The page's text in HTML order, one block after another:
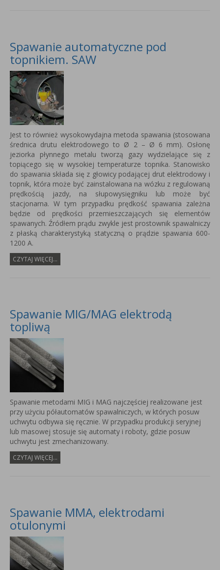
Spawanie automatyczne pod
topnikiem. SAW
Jest to również wysokowydajna metoda spawania (stosowana
średnica drutu elektrodowego to Ø 2 – Ø 6 mm). Osłonę
jeziorka płynnego metalu tworzą gazy wydzielające się z
topiącego się w wysokiej temperaturze topnika. Stanowisko
do spawania składa się z głowicy podającej drut elektrodowy i
topnik, która może być zainstalowana na wózku z regulowaną
prędkością jazdy, na słupowysięgniku lub może być
stacjonarna. W tym przypadku prędkość spawania zależna
będzie od prędkości przemieszczających się elementów
spawanych. Źródłem prądu zwykle jest prostownik spawalniczy
z płaską charakterystyką statyczną o prądzie spawania 600-
1200 A.
CZYTAJ WIĘCEJ...
Spawanie MIG/MAG elektrodą
topliwą
Spawanie metodami MIG i MAG najczęściej realizowane jest
przy użyciu półautomatów spawalniczych, w których posuw
uchwytu odbywa się ręcznie. W przypadku produkcji seryjnej
lub masowej stosuje się automaty i roboty, gdzie posuw
uchwytu jest zmechanizowany.
CZYTAJ WIĘCEJ...
Spawanie MMA, elektrodami
otulonymi